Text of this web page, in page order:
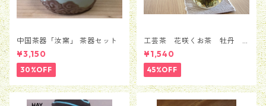
中国茶器「汝窯」 茶器セット
¥3,150
30%OFF
工芸茶 花咲くお茶 牡丹 5
粒セット（1種類*5粒）
¥1,540
45%OFF